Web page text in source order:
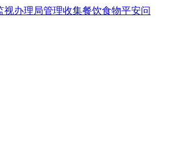
视办理局管理收集餐饮食物平安问